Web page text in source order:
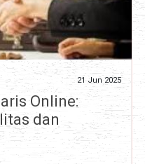
21 Jun 2025
Online:
dan